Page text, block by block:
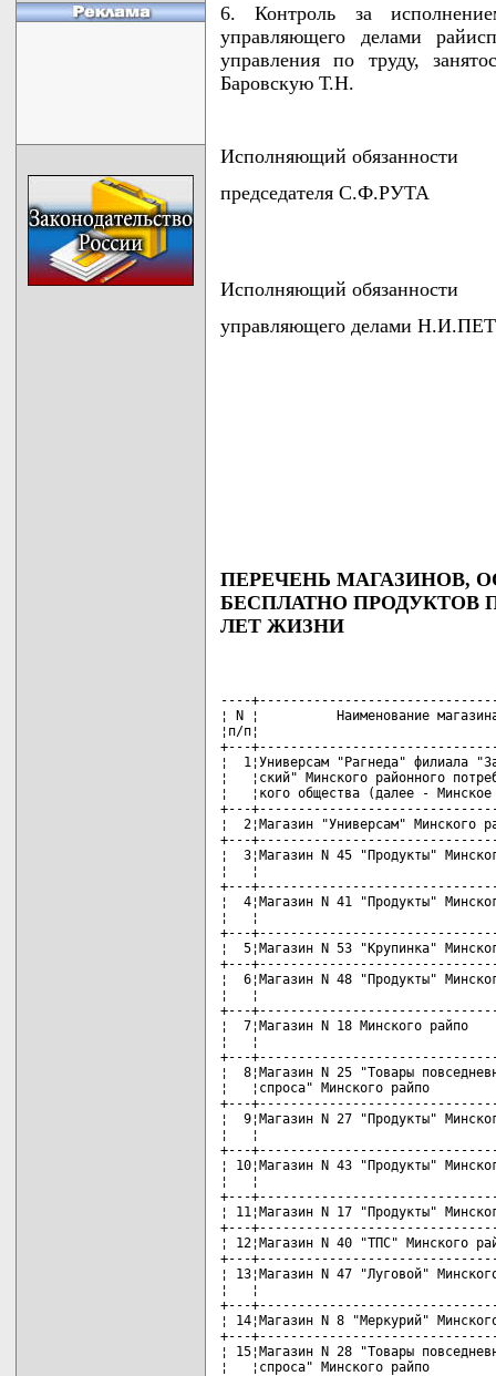
6. Контроль за
управляющего делами
управления по труду,
Баровскую Т.Н.
Исполняющий обязанности
председателя С.Ф.РУТА
Исполняющий обязанности
управляющего делами
ПЕРЕЧЕНЬ МАГАЗИНОВ,
БЕСПЛАТНО ПРОДУКТОВ
ЛЕТ ЖИЗНИ
----
¦ N ¦          Наименование
¦п/п¦
+---
¦  1¦Универсам "Рагнеда"
¦   ¦ский" Минского районного
¦   ¦кого общества (далее -
+---
¦  2¦Магазин "Универсам"
+---
¦  3¦Магазин N 45 "Продукты"
¦   ¦
+---
¦  4¦Магазин N 41 "Продукты"
¦   ¦
+---
¦  5¦Магазин N 53 "Крупинка"
+---
¦  6¦Магазин N 48 "Продукты"
¦   ¦
+---
¦  7¦Магазин N 18 Минского
¦   ¦
+---
¦  8¦Магазин N 25 "Товары
¦   ¦спроса" Минского
+---
¦  9¦Магазин N 27 "Продукты"
¦   ¦
+---
¦ 10¦Магазин N 43 "Продукты"
¦   ¦
+---
¦ 11¦Магазин N 17 "Продукты"
+---
¦ 12¦Магазин N 40 "ТПС"
+---
¦ 13¦Магазин N 47 "Луговой"
¦   ¦
+---
¦ 14¦Магазин N 8 "Меркурий"
+---
¦ 15¦Магазин N 28 "Товары
¦   ¦спроса" Минского